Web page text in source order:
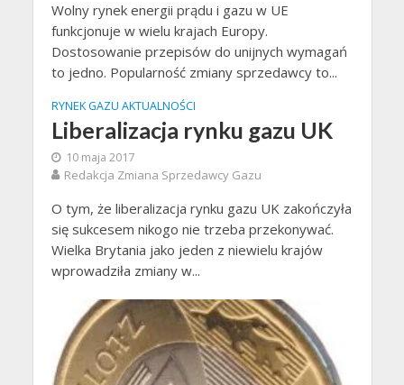
Wolny rynek energii prądu i gazu w UE
funkcjonuje w wielu krajach Europy.
Dostosowanie przepisów do unijnych wymagań
to jedno. Popularność zmiany sprzedawcy to...
RYNEK GAZU AKTUALNOŚCI
Liberalizacja rynku gazu UK
10 maja 2017
Redakcja Zmiana Sprzedawcy Gazu
O tym, że liberalizacja rynku gazu UK zakończyła
się sukcesem nikogo nie trzeba przekonywać.
Wielka Brytania jako jeden z niewielu krajów
wprowadziła zmiany w...